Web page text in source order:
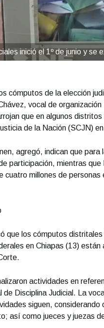
inició el 1º de junio y
cómputos de la elección
vocal de
que en algunos
de la Nación (SCJN)
agregó, indican que
participación, mientras
cuatro millones de
que los cómputos
en Chiapas (13) están
actividades en
de Disciplina Judicial. La
siguen,
así como jueces y juezas